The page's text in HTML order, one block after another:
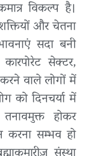
विकल्प है।
और चेतना
सदा बनी
सेक्टर,
वाले लोगों में
को दिनचर्या में
होकर
करना सम्भव हो